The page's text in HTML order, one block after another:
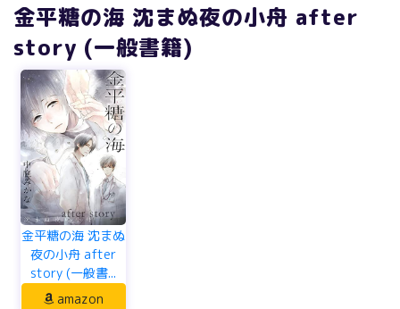
金平糖の海 沈まぬ夜の小舟 after
story (一般書籍)
金平糖の海 沈まぬ
夜の小舟 after
story (一般書...
amazon